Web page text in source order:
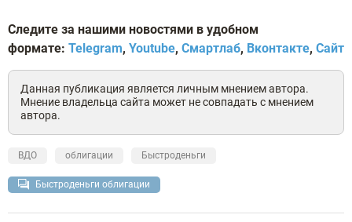
Следите за нашими новостями в удобном
формате: Telegram, Youtube, Смартлаб, Вконтакте, Сайт
Данная публикация является личным мнением автора.
Мнение владельца сайта может не совпадать с мнением
автора.
ВДО облигации Быстроденьги
Быстроденьги облигации